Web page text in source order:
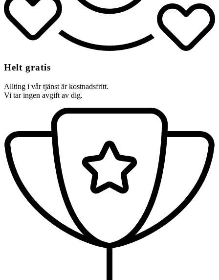
Helt gratis
Allting i vår tjänst är kostnadsfritt.
Vi tar ingen avgift av dig.